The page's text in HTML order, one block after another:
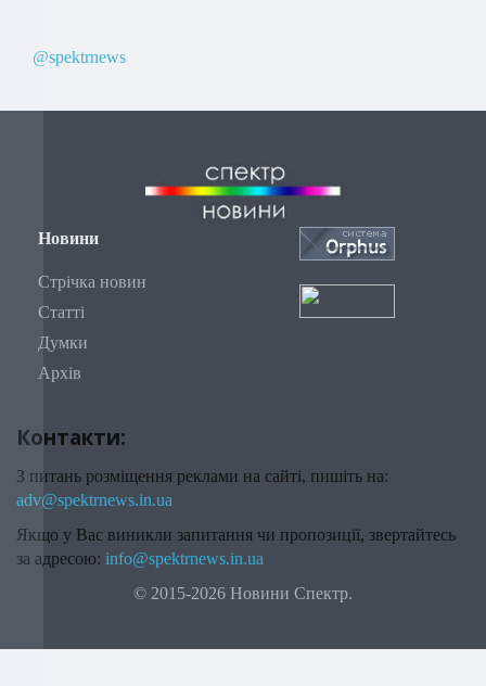
@spektrnews
Новини
Стрічка новин
Статті
Думки
Архів
Контакти:
З питань розміщення реклами на сайті, пишіть на:
adv@spektrnews.in.ua
Якщо у Вас виникли запитання чи пропозиції, звертайтесь
за адресою: info@spektrnews.in.ua
© 2015-2026 Новини Спектр.